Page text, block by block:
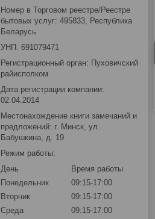
Номер в Торговом реестре/Реестре
бытовых услуг: 495833, Республика
Беларусь
УНП: 691079471
Регистрационный орган: Пуховичский
райисполком
Дата регистрации компании:
02.04.2014
Местонахождение книги замечаний и
предложений: г. Минск, ул.
Бабушкина, д. 19
Режим работы:
День
Время работы
Понедельник
09:15-17:00
Вторник
09:15-17:00
Среда
09:15-17:00